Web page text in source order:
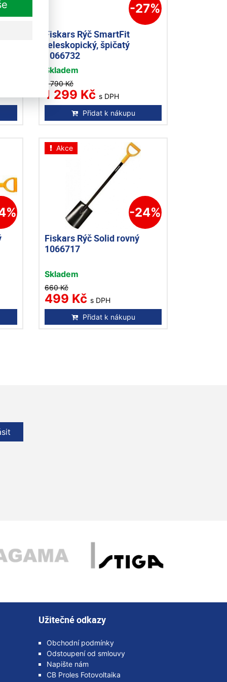
-27%
Fiskars Rýč SmartFit
teleskopický, špičatý
1066732
Skladem
1 790 Kč
1 299 Kč s DPH
Přidat k nákupu
Akce
-24%
Fiskars Rýč Solid rovný
1066717
Skladem
660 Kč
499 Kč s DPH
Přidat k nákupu
Užitečné odkazy
Obchodní podmínky
Odstoupení od smlouvy
Napište nám
CB Proles Fotovoltaika